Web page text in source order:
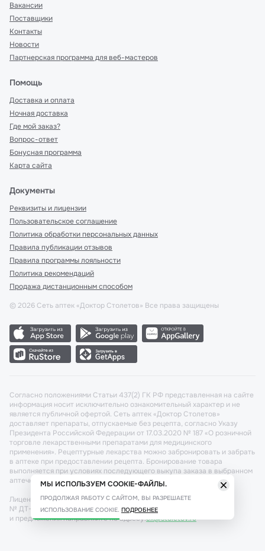
Вакансии
Поставщики
Контакты
Новости
Партнерская программа для веб-мастеров
Помощь
Доставка и оплата
Ночная доставка
Где мой заказ?
Вопрос-ответ
Бонусная программа
Карта сайта
Документы
Реквизиты и лицензии
Пользовательское соглашение
Политика обработки персональных данных
Правила публикации отзывов
Правила программы лояльности
Политика рекомендаций
Продажа дистанционным способом
© 2026 Сеть аптек «Доктор Столетов» Все права защищены
Согласно положениями Статьи 437(2) ГК РФ представленная на сайте
информация носит исключительно ознакомительный характер и не
является публичной офертой. Сеть аптек «Доктор Столетов»
доставляет препараты, отпускаемые без рецепта, согласно Указу
Президента Российской Федерации от 17.03.2020 № 187 «О розничной
торговле лекарственными препаратами для медицинского
применения». Рецептурные лекарства можно забронировать и забрать
в аптеке при предоставлении рецепта. Бронирование товара
выполняется при условиях последующего выкупа заказа в выбранном
аптечном пункте.
Лицензия №: ЛО-77-02-011340 от 22 декабря 2020г. Разрешение
№ ДТ-77-000421 от 25.10.2021 г. Вопросы по заказам, претензии
и предложения направляйте по адресу:cx@stoletov.ru
МЫ ИСПОЛЬЗУЕМ COOKIE-ФАЙЛЫ.
ПРОДОЛЖАЯ РАБОТУ С САЙТОМ, ВЫ РАЗРЕШАЕТЕ
ИСПОЛЬЗОВАНИЕ COOKIE. ПОДРОБНЕЕ